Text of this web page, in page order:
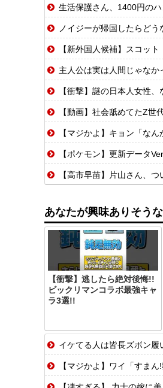
生活保護さん、1400円の
ノイジーが帰国したらど
【新外国人候補】スコット・キ
主人公は実は人間じゃな
【衝撃】謎の日本人女性
【動画】社会舐めてたZ世
【マジかよ】キョン「な
【ポケモン】更新データ
【高市早苗】片山さん、
あなたが興味ありそう
【衝撃】逃したら絶対後悔!!
ビックリマンコラボ最強キャ
ラ3選!!
イケてる人は皆長ズボン
【マジかよ】ワイ「すま